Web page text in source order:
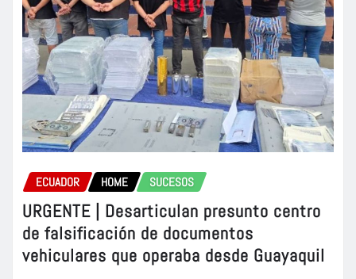
ECUADOR HOME SUCESOS
URGENTE | Desarticulan presunto centro
de falsificación de documentos
vehiculares que operaba desde Guayaquil